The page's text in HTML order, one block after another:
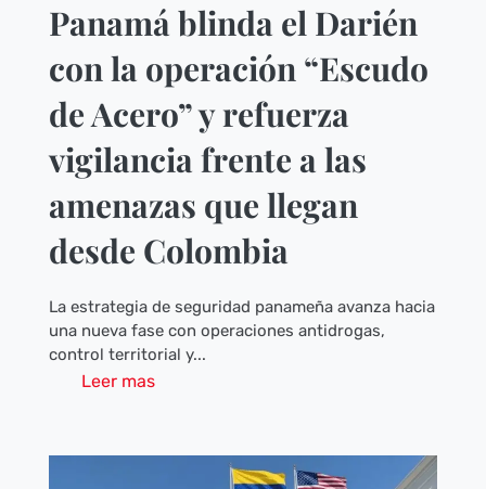
Panamá blinda el Darién
con la operación “Escudo
de Acero” y refuerza
vigilancia frente a las
amenazas que llegan
desde Colombia
La estrategia de seguridad panameña avanza hacia
una nueva fase con operaciones antidrogas,
control territorial y...
Leer mas